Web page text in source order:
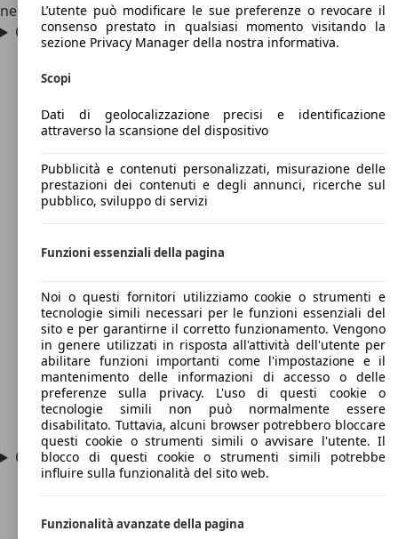
nel 1996.
Quanti posti ha una Toyota PicNic?
Quanto è grande una Toyota PicNic?
L’utente può modificare le sue preferenze o revocare il
consenso prestato in qualsiasi momento visitando la
sezione Privacy Manager della nostra informativa.
Scopi
Dati di geolocalizzazione precisi e identificazione
attraverso la scansione del dispositivo
Pubblicità e contenuti personalizzati, misurazione delle
prestazioni dei contenuti e degli annunci, ricerche sul
pubblico, sviluppo di servizi
Funzioni essenziali della pagina
Noi o questi fornitori utilizziamo cookie o strumenti e
tecnologie simili necessari per le funzioni essenziali del
sito e per garantirne il corretto funzionamento. Vengono
in genere utilizzati in risposta all'attività dell'utente per
abilitare funzioni importanti come l'impostazione e il
mantenimento delle informazioni di accesso o delle
preferenze sulla privacy. L'uso di questi cookie o
tecnologie simili non può normalmente essere
disabilitato. Tuttavia, alcuni browser potrebbero bloccare
questi cookie o strumenti simili o avvisare l'utente. Il
blocco di questi cookie o strumenti simili potrebbe
influire sulla funzionalità del sito web.
Funzionalità avanzate della pagina